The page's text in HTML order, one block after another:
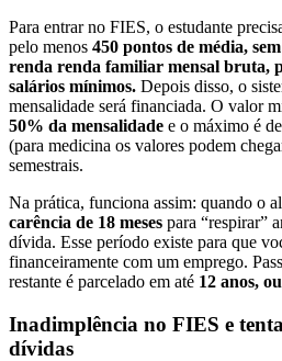
Para entrar no FIES, o estudante
pelo menos 450 pontos de média,
renda renda familiar mensal bruta,
salários mínimos. Depois disso, o
mensalidade será financiada. O valor
50% da mensalidade e o máximo é
(para medicina os valores podem
semestrais.
Na prática, funciona assim: quando o
carência de 18 meses para “respirar”
dívida. Esse período existe para que
financeiramente com um emprego.
restante é parcelado em até 12 anos,
Inadimplência no FIES e
dívidas